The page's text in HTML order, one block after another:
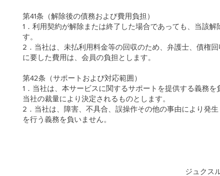
第41条（解除後の債務および費用負担）
1．利用契約が解除または終了した場合であっても、当該
す。
2．当社は、未払利用料金等の回収のため、弁護士、債権
に要した費用は、会員の負担とします。
第42条（サポートおよび対応範囲）
1．当社は、本サービスに関するサポートを提供する義務
当社の裁量により決定されるものとします。
2．当社は、障害、不具合、誤操作その他の事由により発
を行う義務を負いません。
ジュクス